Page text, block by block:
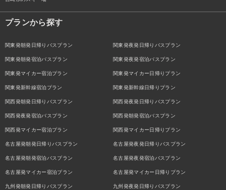
プランから探す
関東発朝発日帰りバスプラン 関東発夜発日帰りバスプラン
関東発朝発宿泊バスプラン 関東発夜発宿泊バスプラン
関東発マイカー宿泊プラン 関東発マイカー日帰りプラン
関東発新幹線宿泊プラン 関東発新幹線日帰りプラン
関西発朝発日帰りバスプラン 関西発夜発日帰りバスプラン
関西発夜発宿泊バスプラン 関西発朝発宿泊バスプラン
関西発マイカー宿泊プラン 関西発マイカー日帰りプラン
名古屋発朝発日帰りバスプラン 名古屋発夜発日帰りバスプラン
名古屋発朝発宿泊バスプラン 名古屋発夜発宿泊バスプラン
名古屋発マイカー宿泊プラン 名古屋発マイカー日帰りプラン
九州発朝発日帰りバスプラン 九州発夜発日帰りバスプラン